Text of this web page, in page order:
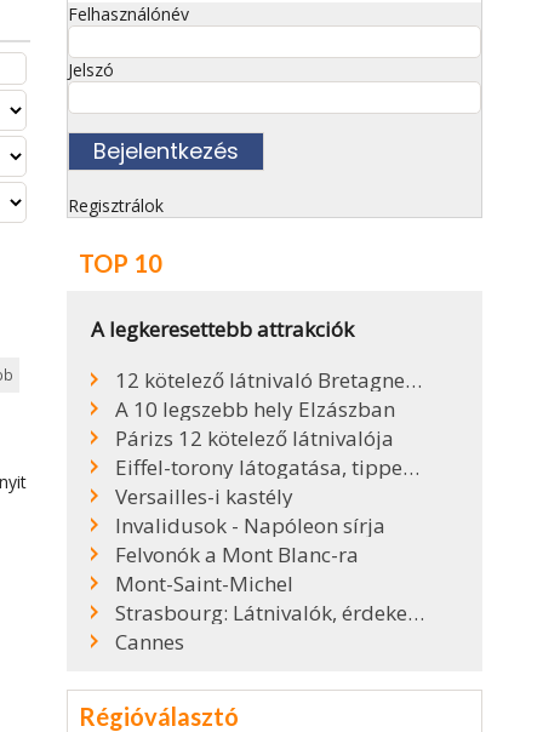
Felhasználónév
Jelszó
Regisztrálok
TOP 10
A legkeresettebb attrakciók
12 kötelező látnivaló Bretagne-ban
A 10 legszebb hely Elzászban
Párizs 12 kötelező látnivalója
Eiffel-torony látogatása, tippek, infók
Versailles-i kastély
Invalidusok - Napóleon sírja
Felvonók a Mont Blanc-ra
Mont-Saint-Michel
Strasbourg: Látnivalók, érdekességek, tippek
Cannes
Régióválasztó